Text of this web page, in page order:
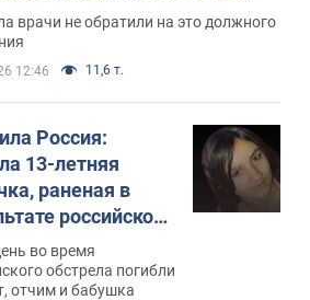
раке
врачи не обратили на это должного
12:46 11,6 т.
Россия:
13-летняя
раненая в
российской
на Сумскую
Фото
во время
обстрела погибли
отчим и бабушка